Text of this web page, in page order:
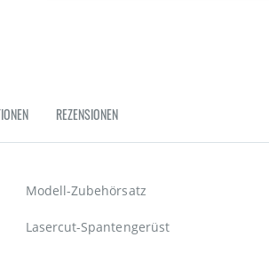
REZENSIONEN
Modell-Zubehörsatz
Lasercut-Spantengerüst